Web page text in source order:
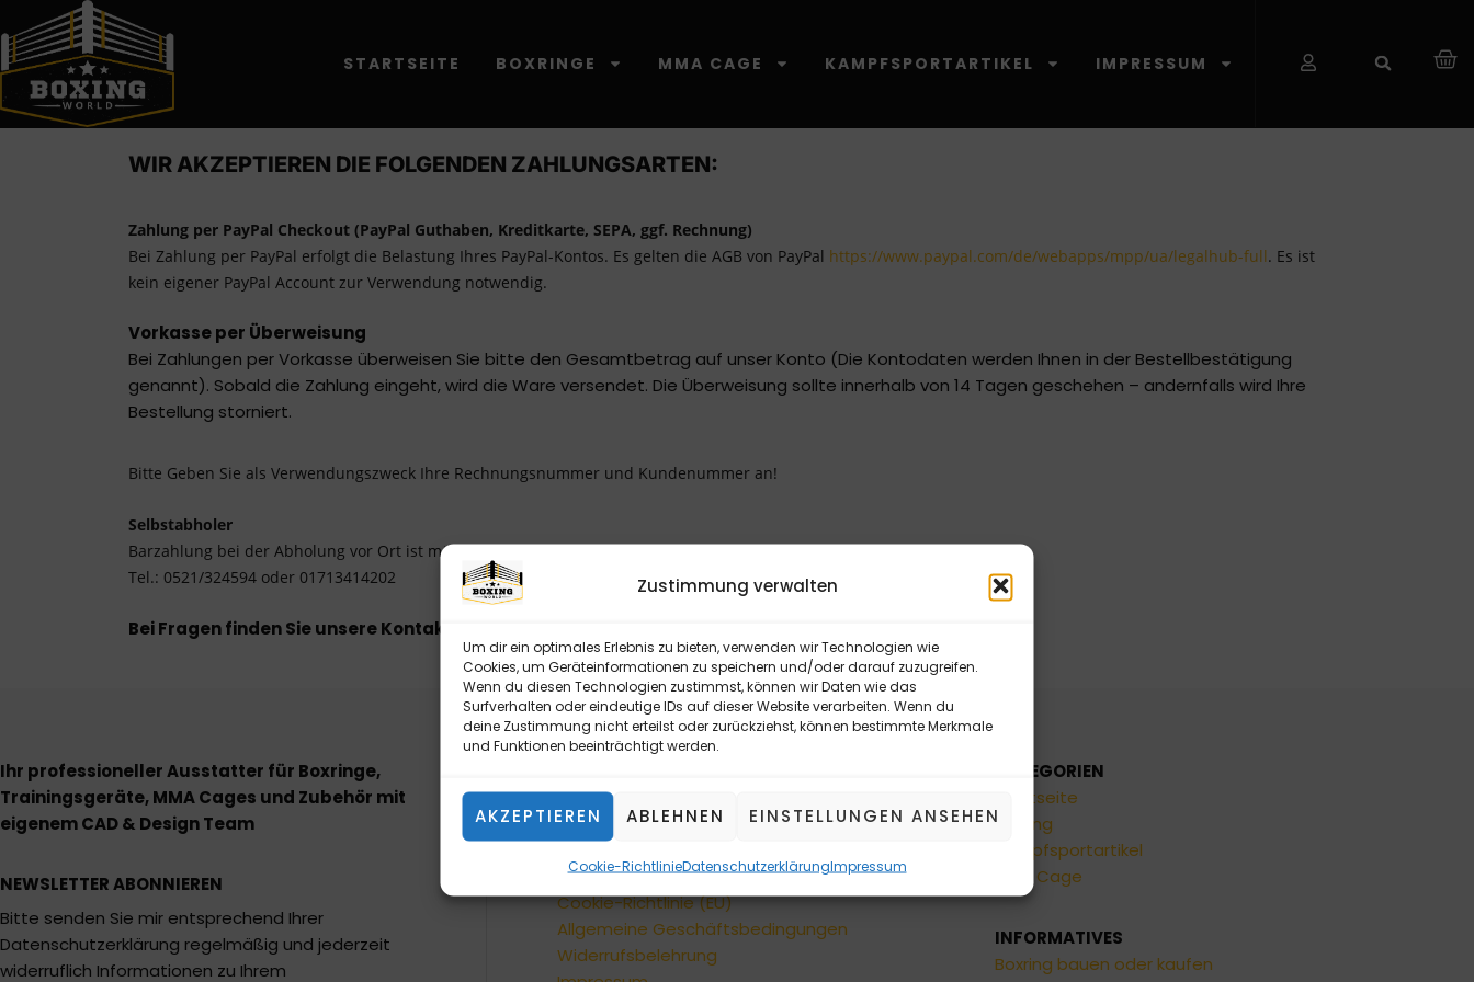
Zustimmung verwalten
Um dir ein optimales Erlebnis zu bieten, verwenden wir Technologien wie
Cookies, um Geräteinformationen zu speichern und/oder darauf zuzugreifen.
Wenn du diesen Technologien zustimmst, können wir Daten wie das
Surfverhalten oder eindeutige IDs auf dieser Website verarbeiten. Wenn du
deine Zustimmung nicht erteilst oder zurückziehst, können bestimmte Merkmale
und Funktionen beeinträchtigt werden.
AKZEPTIEREN ABLEHNEN EINSTELLUNGEN ANSEHEN
Cookie-RichtlinieDatenschutzerklärungImpressum
STARTSEITE BOXRINGE MMA CAGE KAMPFSPORTARTIKEL IMPRESSUM
ZAHLUNGSARTEN
WIR AKZEPTIEREN DIE FOLGENDEN ZAHLUNGSARTEN:
Zahlung per PayPal Checkout (PayPal Guthaben, Kreditkarte, SEPA, ggf. Rechnung)
Bei Zahlung per PayPal erfolgt die Belastung Ihres PayPal-Kontos. Es gelten die AGB von PayPal https://www.paypal.com/de/webapps/mpp/ua/legalhub-full. Es ist
kein eigener PayPal Account zur Verwendung notwendig.
Vorkasse per Überweisung
Bei Zahlungen per Vorkasse überweisen Sie bitte den Gesamtbetrag auf unser Konto (Die Kontodaten werden Ihnen in der Bestellbestätigung
genannt). Sobald die Zahlung eingeht, wird die Ware versendet. Die Überweisung sollte innerhalb von 14 Tagen geschehen – andernfalls wird Ihre
Bestellung storniert.
Bitte Geben Sie als Verwendungszweck Ihre Rechnungsnummer und Kundenummer an!
Selbstabholer
Barzahlung bei der Abholung vor Ort ist möglich. EC Cash ist möglich. Bitte vereinbaren Sie mit uns einen Termin:
Tel.: 0521/324594 oder 01713414202
Bei Fragen finden Sie unsere Kontaktdaten im Impressum
Ihr professioneller Ausstatter für Boxringe,
Trainingsgeräte, MMA Cages und Zubehör mit
eigenem CAD & Design Team
NEWSLETTER ABONNIEREN
Bitte senden Sie mir entsprechend Ihrer
Datenschutzerklärung regelmäßig und jederzeit
widerruflich Informationen zu Ihrem
Kontaktformular
Versandarten
Privatsphäre und Datenschutz
Cookie-Richtlinie (EU)
Allgemeine Geschäftsbedingungen
Widerrufsbelehrung
KATEGORIEN
Startseite
Boxring
Kampfsportartikel
MMA Cage
INFORMATIVES
Boxring bauen oder kaufen